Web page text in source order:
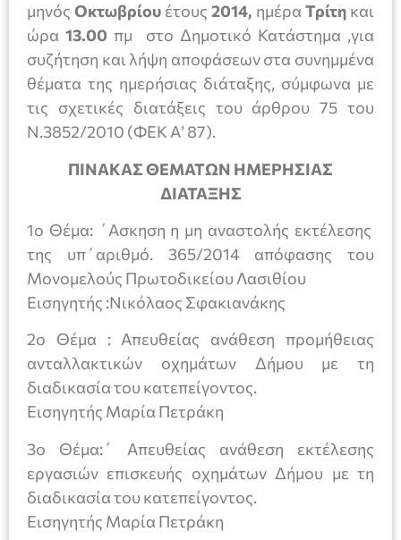
μηνός Οκτωβρίου έτους 2014, ημέρα Τρίτη και
ώρα 13.00 πμ στο Δημοτικό Κατάστημα ,για
συζήτηση και λήψη αποφάσεων στα συνημμένα
θέματα της ημερήσιας διάταξης, σύμφωνα με
τις σχετικές διατάξεις του άρθρου 75 του
Ν.3852/2010 (ΦΕΚ Α’ 87).
ΠΙΝΑΚΑΣ ΘΕΜΑΤΩΝ ΗΜΕΡΗΣΙΑΣ
ΔΙΑΤΑΞΗΣ
1ο Θέμα: ΄Ασκηση η μη αναστολής εκτέλεσης
της υπ΄αριθμό. 365/2014 απόφασης του
Μονομελούς Πρωτοδικείου Λασιθίου
Εισηγητής :Νικόλαος Σφακιανάκης
2ο Θέμα : Απευθείας ανάθεση προμήθειας
ανταλλακτικών οχημάτων Δήμου με τη
διαδικασία του κατεπείγοντος.
Εισηγητής Μαρία Πετράκη
3ο Θέμα:΄ Απευθείας ανάθεση εκτέλεσης
εργασιών επισκευής οχημάτων Δήμου με τη
διαδικασία του κατεπείγοντος.
Εισηγητής Μαρία Πετράκη